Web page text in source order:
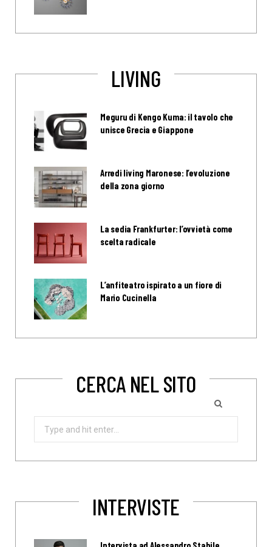
LIVING
Meguru di Kengo Kuma: il tavolo che
unisce Grecia e Giappone
Arredi living Maronese: l’evoluzione
della zona giorno
La sedia Frankfurter: l’ovvietà come
scelta radicale
L’anfiteatro ispirato a un fiore di
Mario Cucinella
CERCA NEL SITO
INTERVISTE